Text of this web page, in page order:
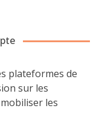
plateformes de
sur les
les